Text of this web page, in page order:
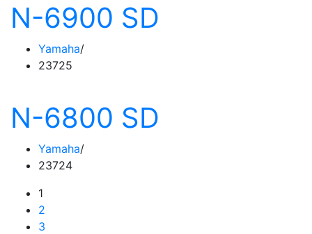
N-6900 SD
Yamaha
23725
N-6800 SD
Yamaha
23724
1
2
3